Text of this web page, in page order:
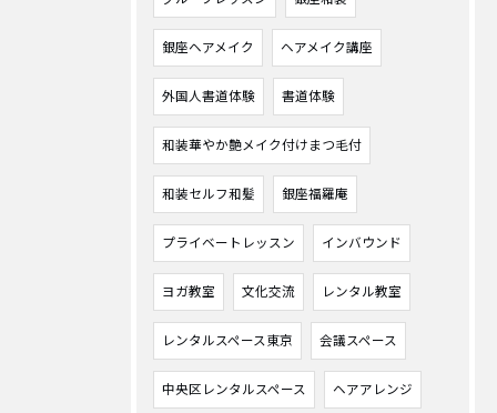
銀座ヘアメイク ヘアメイク講座
外国人書道体験 書道体験
和装華やか艶メイク付けまつ毛付
和装セルフ和髪 銀座福羅庵
プライベートレッスン インバウンド
ヨガ教室 文化交流 レンタル教室
レンタルスペース東京 会議スペース
中央区レンタルスペース ヘアアレンジ